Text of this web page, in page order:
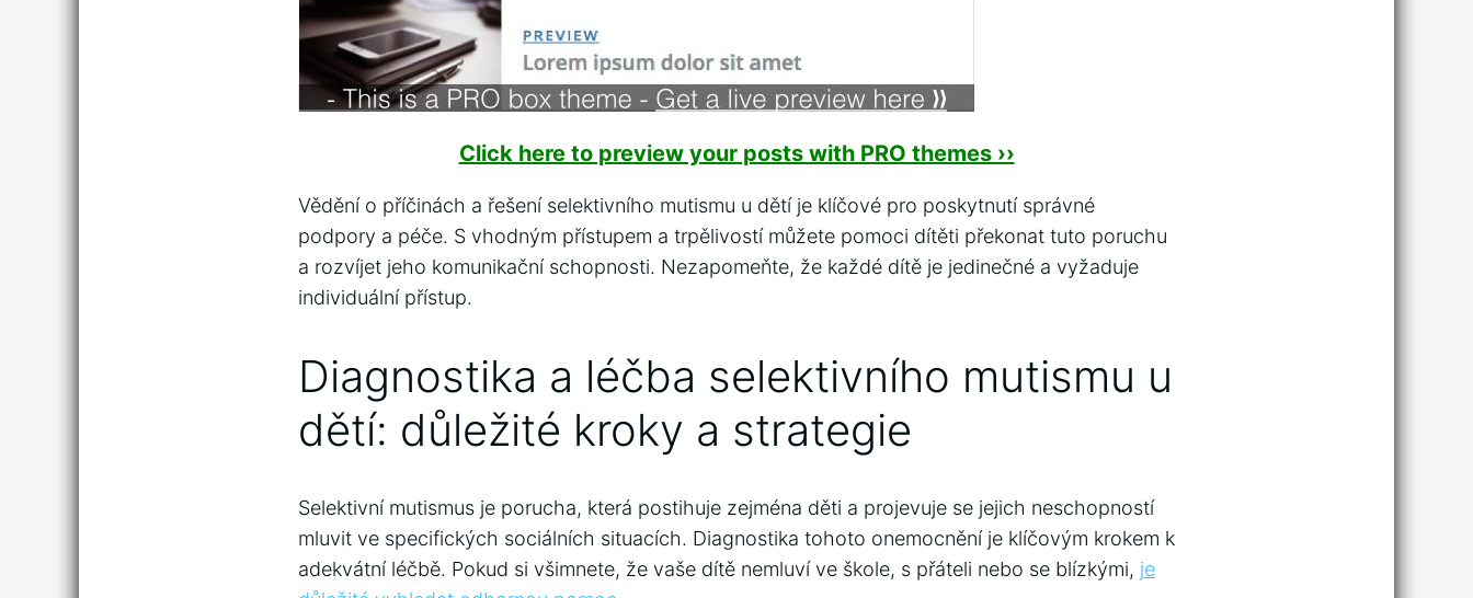
Click here to preview your posts with PRO themes ››
Vědění o příčinách a řešení selektivního mutismu u dětí je klíčové pro poskytnutí správné
podpory a péče. S vhodným přístupem a trpělivostí můžete pomoci dítěti překonat tuto poruchu
a rozvíjet jeho komunikační schopnosti. Nezapomeňte, že každé dítě je jedinečné a vyžaduje
individuální přístup.
Diagnostika a léčba selektivního mutismu u
dětí: důležité kroky a strategie
Selektivní mutismus je porucha, která postihuje zejména děti a projevuje se jejich neschopností
mluvit ve specifických sociálních situacích. Diagnostika tohoto onemocnění je klíčovým krokem k
adekvátní léčbě. Pokud si všimnete, že vaše dítě nemluví ve škole, s přáteli nebo se blízkými, je